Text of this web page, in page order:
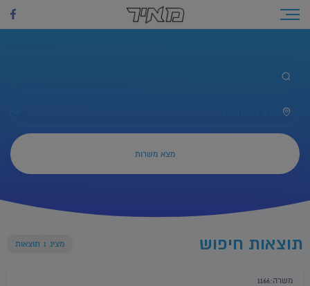
דלג
לתוכןToggle navigation
משרה:1166
תוצאות חיפוש מציג 1 תוצאות